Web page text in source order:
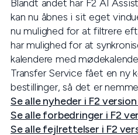
Blandt andet har F2 AI
kan nu åbnes i sit eget
nu mulighed for at filtrere
har mulighed for at
kalendere med
Transfer Service fået en
bestillinger, så det er
Se alle nyheder i F2 version
Se alle forbedringer i F2
Se alle fejlrettelser i F2